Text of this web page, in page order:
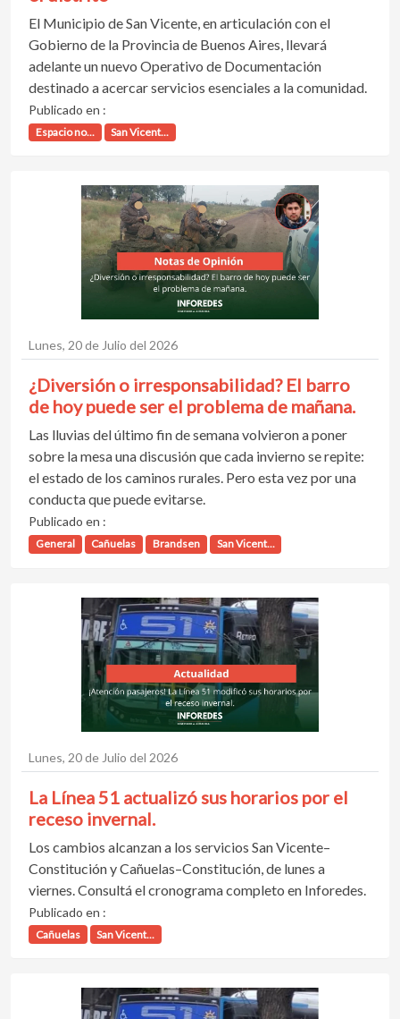
El Municipio de San Vicente, en articulación con el
Gobierno de la Provincia de Buenos Aires, llevará
adelante un nuevo Operativo de Documentación
destinado a acercar servicios esenciales a la comunidad.
Publicado en :
Espacio no... San Vicent...
Lunes, 20 de Julio del 2026
¿Diversión o irresponsabilidad? El barro
de hoy puede ser el problema de mañana.
Las lluvias del último fin de semana volvieron a poner
sobre la mesa una discusión que cada invierno se repite:
el estado de los caminos rurales. Pero esta vez por una
conducta que puede evitarse.
Publicado en :
General Cañuelas Brandsen San Vicent...
Lunes, 20 de Julio del 2026
La Línea 51 actualizó sus horarios por el
receso invernal.
Los cambios alcanzan a los servicios San Vicente–
Constitución y Cañuelas–Constitución, de lunes a
viernes. Consultá el cronograma completo en Inforedes.
Publicado en :
Cañuelas San Vicent...